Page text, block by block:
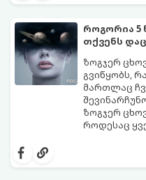
როგორია 5
თქვენს
ზოგჯერ
გვიწყობს,
მართლაც
ზოგჯერ
როდესაც
იშლება